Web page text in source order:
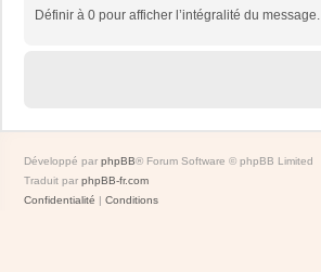
Définir à 0 pour afficher l’intégralité du message.
Développé par phpBB® Forum Software © phpBB Limited
Traduit par phpBB-fr.com
Confidentialité | Conditions